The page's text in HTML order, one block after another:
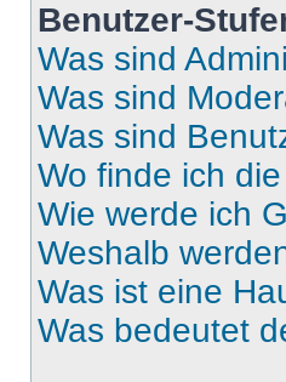
Benutzer-
Was sind
Was sind
Was sind
Wo finde ich
Wie werde ich
Weshalb
Was ist eine
Was bedeutet